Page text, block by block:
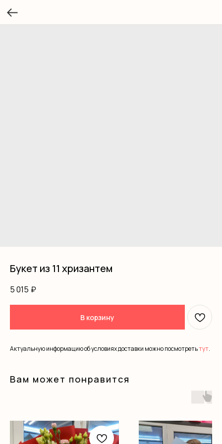
Букет из 11 хризантем
5 015 ₽
В корзину
Актуальную информацию об условиях доставки можно посмотретьтут.
Вам может понравится